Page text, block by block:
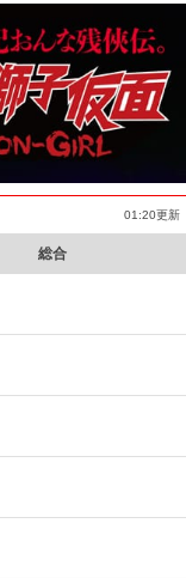
01:20更新
総合